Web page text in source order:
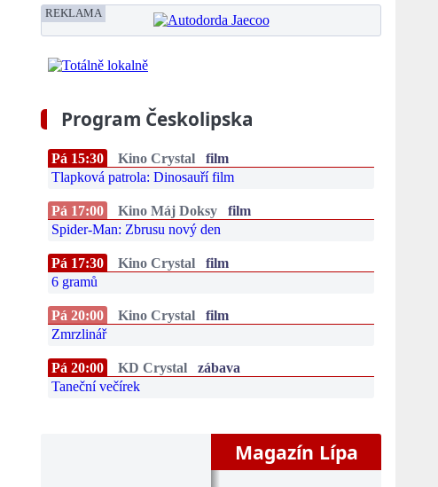
REKLAMA
Program Českolipska
Pá 15:30 Kino Crystal
film
Tlapková patrola: Dinosauří film
Pá 17:00 Kino Máj Doksy
film
Spider-Man: Zbrusu nový den
Pá 17:30 Kino Crystal
film
6 gramů
Pá 20:00 Kino Crystal
film
Zmrzlinář
Pá 20:00 KD Crystal
zábava
Taneční večírek
Magazín Lípa